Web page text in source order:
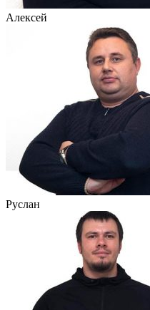
Алексей
Руслан